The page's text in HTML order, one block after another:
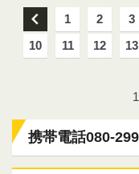
前 1 2 3
10
11 12 13
携帯電話080-